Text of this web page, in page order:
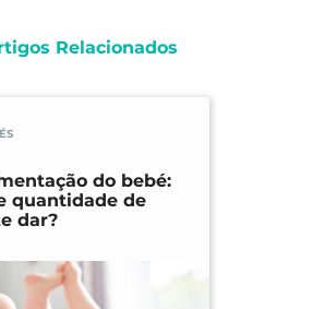
Relacionados
do bebé:
quantidade de
dar?